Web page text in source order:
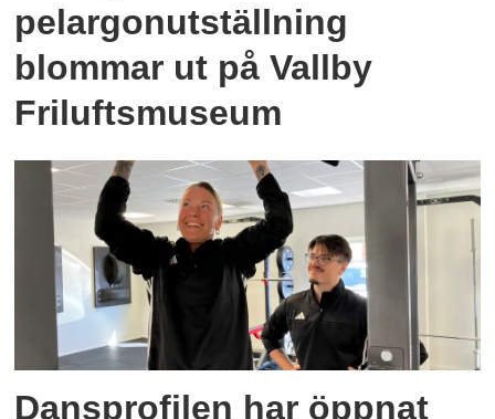
pelargonutställning
blommar ut på Vallby
Friluftsmuseum
Dansprofilen har öppnat